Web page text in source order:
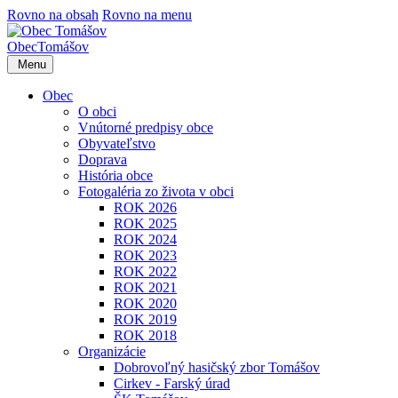
Rovno na obsah Rovno na menu
ObecTomášov
Menu
Obec
O obci
Vnútorné predpisy obce
Obyvateľstvo
Doprava
História obce
Fotogaléria zo života v obci
ROK 2026
ROK 2025
ROK 2024
ROK 2023
ROK 2022
ROK 2021
ROK 2020
ROK 2019
ROK 2018
Organizácie
Dobrovoľný hasičský zbor Tomášov
Cirkev - Farský úrad